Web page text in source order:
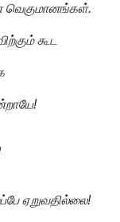
வெகுமானங்கள்.
கூட
ஏறுவதில்லை!